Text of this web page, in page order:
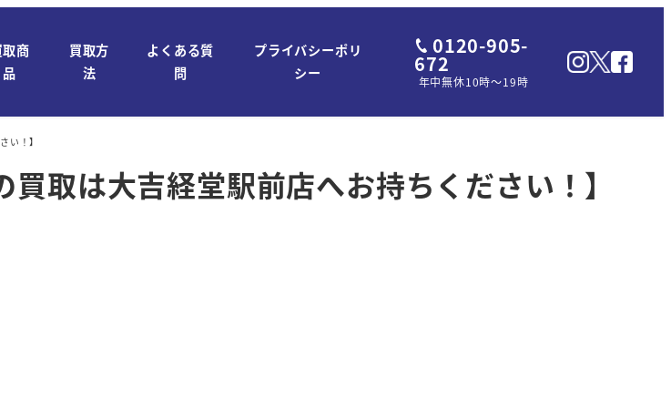
取商
品
買取方
法
よくある質
問
プライバシーポリ
シー
0120-905-
672
年中無休10時～19時
い！】
取は大吉経堂駅前店へお持ちください！】